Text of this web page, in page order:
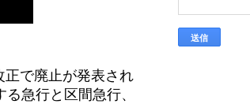
で廃止が発表され
急行と区間急行、